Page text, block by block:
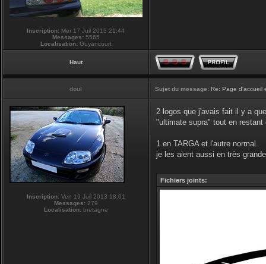
Inscription: Mer 17 Juil 2013 21:44
Messages: 5565
Localisation: Guyancourt
Haut
doul Sujet du message: Re: Page d'accueil
Inscription: Ven 19 Juil 2013 18:01
Messages: 279
Localisation: bretagne
2 logos que j'avais fait il y a
"ultimate supra" tout en restant
1 en TARGA et l'autre normal.
je les aient aussi en très
Fichiers joints: